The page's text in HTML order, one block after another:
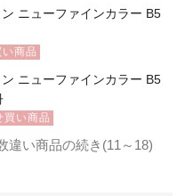
ニューファインカラー B5
商品
ニューファインカラー B5
買い商品
違い商品の続き(11～18)